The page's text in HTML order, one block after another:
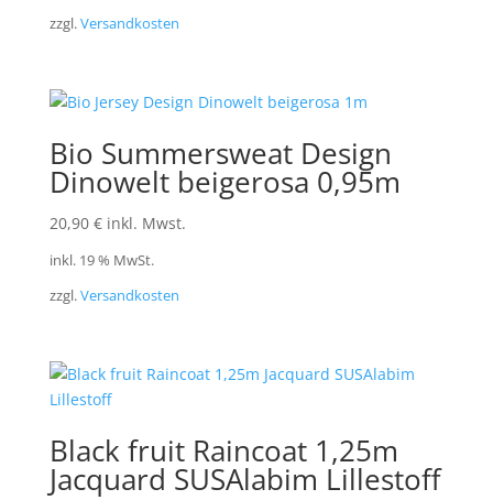
zzgl.Versandkosten
Bio Summersweat Design
Dinowelt beigerosa 0,95m
20,90 € inkl. Mwst.
inkl. 19 % MwSt.
zzgl.Versandkosten
Black fruit Raincoat 1,25m
Jacquard SUSAlabim Lillestoff